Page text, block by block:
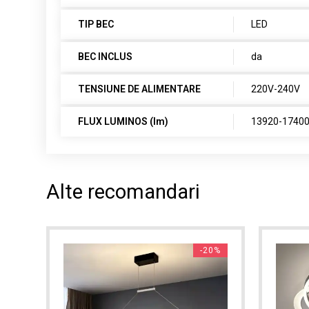
TIP BEC LED
BEC INCLUS da
TENSIUNE DE ALIMENTARE 220V-240V
FLUX LUMINOS (lm) 13920-
Alte recomandari
-20%